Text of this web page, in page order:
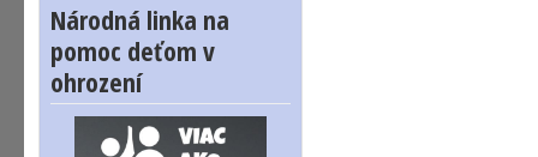
Národná linka na
pomoc deťom v
ohrození